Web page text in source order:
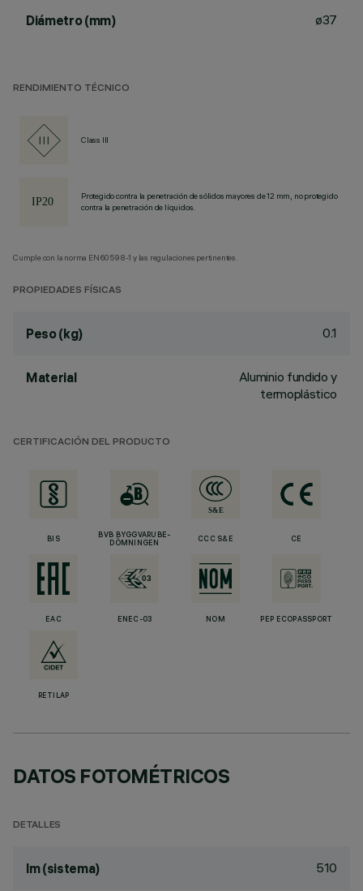
Diámetro (mm) ø37
RENDIMIENTO TÉCNICO
Class III
Protegido contra la penetración de sólidos mayores de 12 mm, no protegido
contra la penetración de líquidos.
Cumple con la norma EN60598-1 y las regulaciones pertinentes.
PROPIEDADES FÍSICAS
Peso (kg) 0.1
Material
Aluminio fundido y
termoplástico
CERTIFICACIÓN DEL PRODUCTO
BIS
BVB BYGGVARUBE-
DÖMNINGEN
CCC S&E CE
EAC ENEC-03 NOM PEP ECOPASSPORT
RETILAP
DATOS FOTOMÉTRICOS
DETALLES
lm (sistema) 510